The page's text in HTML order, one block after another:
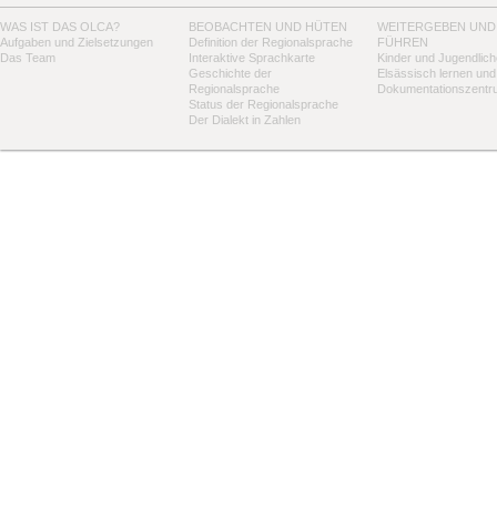
WAS IST DAS OLCA?
Aufgaben und Zielsetzungen
Das Team
BEOBACHTEN UND HÜTEN
Definition der Regionalsprache
Interaktive Sprachkarte
Geschichte der
Regionalsprache
Status der Regionalsprache
Der Dialekt in Zahlen
WEITERGEBEN UND
FÜHREN
Kinder und
Elsässisch lernen